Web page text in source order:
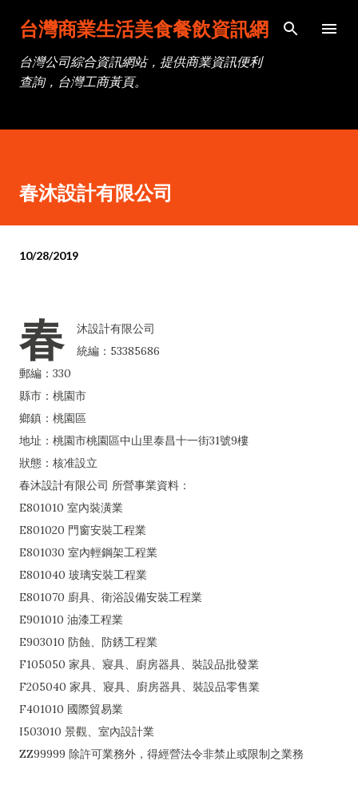
跳到主要內容
台灣商業生活美食餐飲資訊網
台灣公司綜合資訊網站，提供商業資訊便利
查詢，台灣工商黃頁。
春沐設計有限公司
10/28/2019
春
沐設計有限公司
統編：53385686
郵編：330
縣市：桃園市
鄉鎮：桃園區
地址：桃園市桃園區中山里泰昌十一街31號9樓
狀態：核准設立
春沐設計有限公司 所營事業資料：
E801010 室內裝潢業
E801020 門窗安裝工程業
E801030 室內輕鋼架工程業
E801040 玻璃安裝工程業
E801070 廚具、衛浴設備安裝工程業
E901010 油漆工程業
E903010 防蝕、防銹工程業
F105050 家具、寢具、廚房器具、裝設品批發業
F205040 家具、寢具、廚房器具、裝設品零售業
F401010 國際貿易業
I503010 景觀、室內設計業
ZZ99999 除許可業務外，得經營法令非禁止或限制之業務